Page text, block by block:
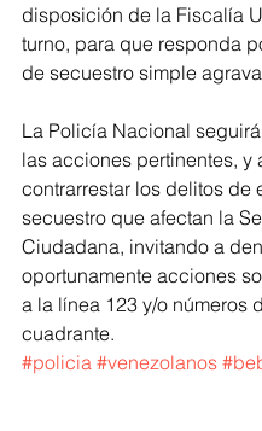
disposición de la Fiscalía
turno, para que responda
de secuestro simple
La Policía Nacional
las acciones pertinentes, y
contrarrestar los delitos de
secuestro que afectan la
Ciudadana, invitando a
oportunamente acciones
a la línea 123 y/o números
cuadrante.
#policia #venezolanos